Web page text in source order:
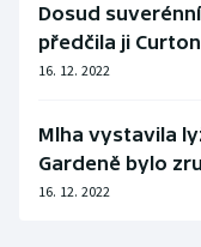
Dosud
předčila ji
16. 12. 2022
Mlha vystavila
Gardeně bylo
16. 12. 2022